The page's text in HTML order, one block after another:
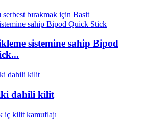
sistemine sahip Bipod
dahili kilit